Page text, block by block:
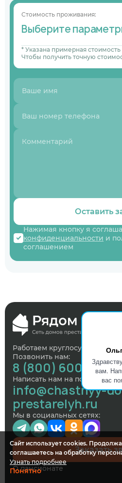
вам.
вас
Стоимость проживания:
Выберите
* Указана примерная
Чтобы получить точную
Оставить
Нажимая кнопку я
конфиденциальности и
соглашением
Работаем круглосуточно,
Позвонить нам:
8 (800) 600-73-35
Написать нам на почту:
info@chastnyy-
prestarelyh.ru
Мы в социальных сетях:
Заказать
О пансионате
Сайт использует cookies.
соглашаетесь на обработку
Узнать подробнее
Понятно